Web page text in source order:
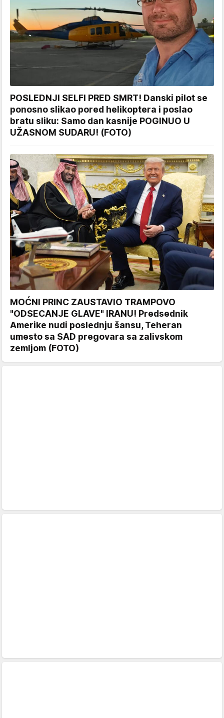
POSLEDNJI SELFI PRED SMRT! Danski pilot se
ponosno slikao pored helikoptera i poslao
bratu sliku: Samo dan kasnije POGINUO U
UŽASNOM SUDARU! (FOTO)
MOĆNI PRINC ZAUSTAVIO TRAMPOVO
"ODSECANJE GLAVE" IRANU! Predsednik
Amerike nudi poslednju šansu, Teheran
umesto sa SAD pregovara sa zalivskom
zemljom (FOTO)